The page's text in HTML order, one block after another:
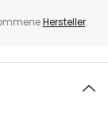
Hersteller.